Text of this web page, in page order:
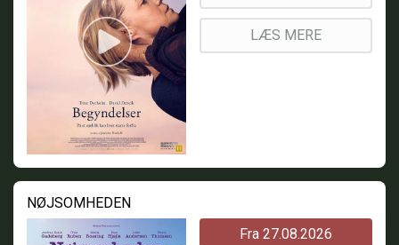
LÆS MERE
NØJSOMHEDEN
Fra 27.08.2026